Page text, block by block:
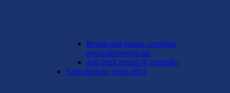
Rendiconti gruppi consiliari
regionali/provinciali
Atti degli organi di controllo
Articolazione degli uffici